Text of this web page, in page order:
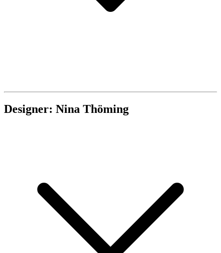
Designer: Nina Thöming